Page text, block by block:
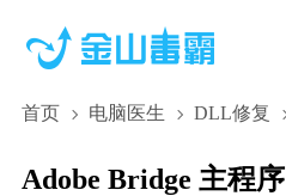
首页 电脑医生 DLL修复
Adobe Bridge 主程